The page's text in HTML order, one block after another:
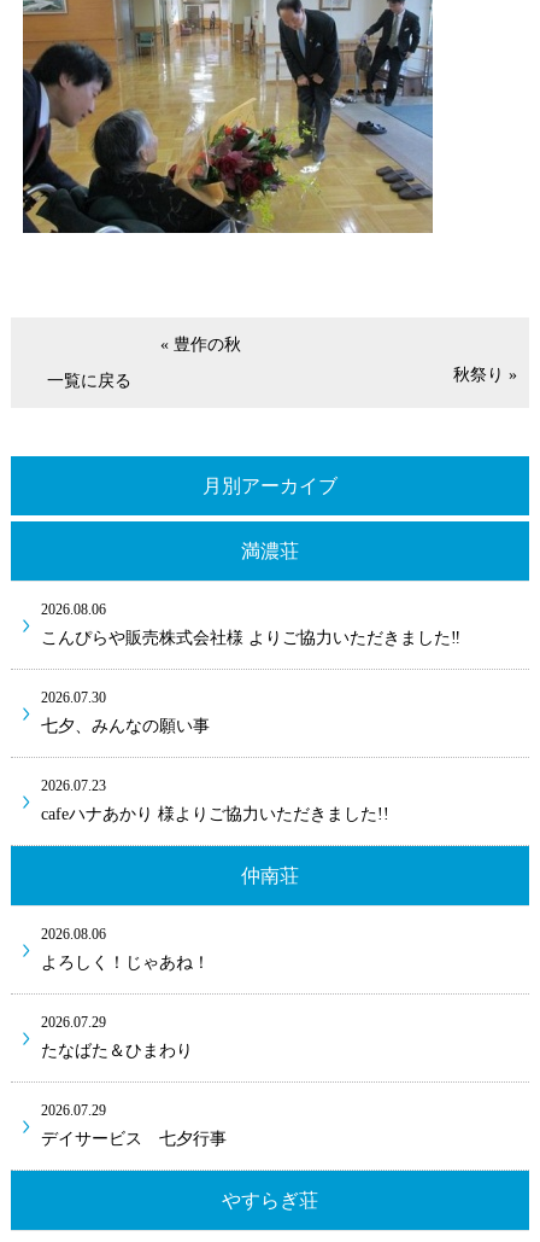
« 豊作の秋
秋祭り »
一覧に戻る
月別アーカイブ
満濃荘
2026.08.06
こんぴらや販売株式会社様 よりご協力いただきました‼
2026.07.30
七夕、みんなの願い事
2026.07.23
cafeハナあかり 様よりご協力いただきました!!
仲南荘
2026.08.06
よろしく！じゃあね！
2026.07.29
たなばた＆ひまわり
2026.07.29
デイサービス 七夕行事
やすらぎ荘